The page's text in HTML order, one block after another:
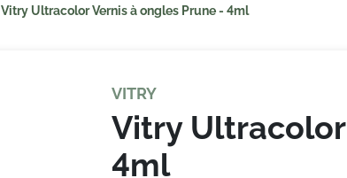
Vitry Ultracolor Vernis à ongles Prune - 4ml
VITRY
Vitry
4ml